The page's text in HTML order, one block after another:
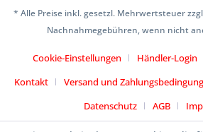
* Alle Preise inkl. gesetzl. Mehrwertsteuer
Nachnahmegebühren, wenn nicht
Cookie-Einstellungen Händler-Login
Kontakt
Versand und
Datenschutz
AGB
Designed by